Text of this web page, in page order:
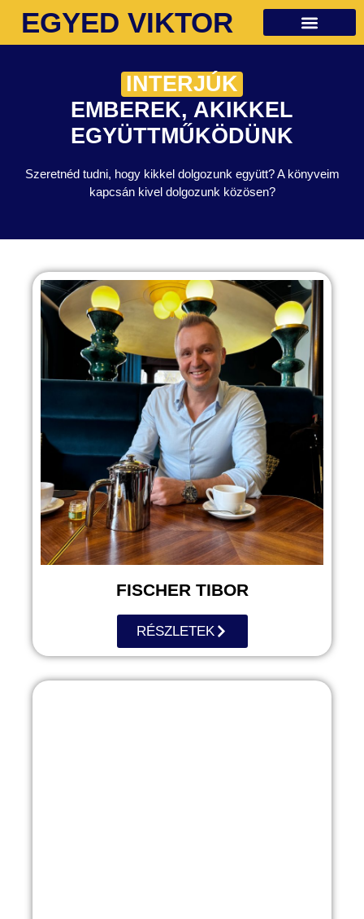
EGYED VIKTOR
INTERJÚK
EMBEREK, AKIKKEL
EGYÜTTMŰKÖDÜNK
Szeretnéd tudni, hogy kikkel dolgozunk együtt? A könyveim
kapcsán kivel dolgozunk közösen?
FISCHER TIBOR
RÉSZLETEK